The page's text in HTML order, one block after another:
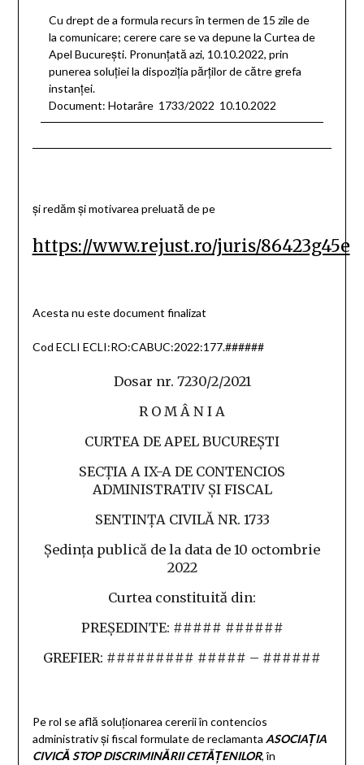
Cu drept de a formula recurs în termen de 15 zile de
la comunicare; cerere care se va depune la Curtea de
Apel Bucureşti. Pronunţată azi, 10.10.2022, prin
punerea soluţiei la dispoziţia părţilor de către grefa
instanţei.
Document: Hotarâre 1733/2022 10.10.2022
și redăm și motivarea preluată de pe
https://www.rejust.ro/juris/86423g45e
Acesta nu este document finalizat
Cod ECLI ECLI:RO:CABUC:2022:177.######
Dosar nr. 7230/2/2021
R O M Â N I A
CURTEA DE APEL BUCUREŞTI
SECŢIA A IX-A DE CONTENCIOS
ADMINISTRATIV ŞI FISCAL
SENTINŢA CIVILĂ NR. 1733
Şedinţa publică de la data de 10 octombrie
2022
Curtea constituită din:
PREŞEDINTE: ##### ######
GREFIER: ######### ##### – ######
Pe rol se află soluţionarea cererii în contencios
administrativ şi fiscal formulate de reclamanta ASOCIAŢIA
CIVICĂ STOP DISCRIMINĂRII CETĂŢENILOR, în